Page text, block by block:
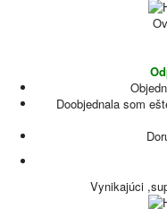
Doobjednala som
Vynikajúci